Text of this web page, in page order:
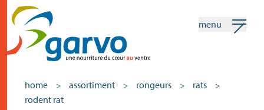
menu
home > assortiment > rongeurs > rats >
rodent rat